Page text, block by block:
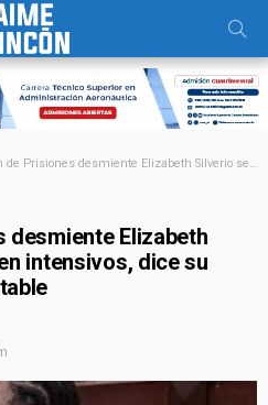
desmiente Elizabeth Silverio se encuentre en intensivos, dice su estado de salud es estable
desmiente Elizabeth
intensivos, dice su